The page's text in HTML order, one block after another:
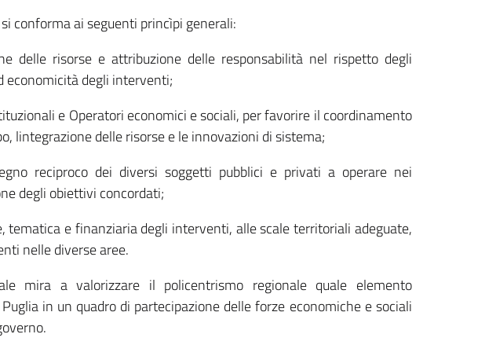
conforma ai seguenti princìpi generali:
delle risorse e attribuzione delle responsabilità nel rispetto degli
economicità degli interventi;
e Operatori economici e sociali, per favorire il coordinamento
lintegrazione delle risorse e le innovazioni di sistema;
reciproco dei diversi soggetti pubblici e privati a operare nei
degli obiettivi concordati;
tematica e finanziaria degli interventi, alle scale territoriali adeguate,
nelle diverse aree.
mira a valorizzare il policentrismo regionale quale elemento
in un quadro di partecipazione delle forze economiche e sociali